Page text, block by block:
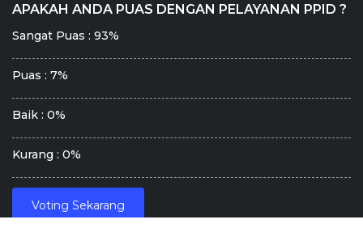
APAKAH ANDA PUAS DENGAN PELAYANAN PPID ?
Sangat Puas : 93%
Puas : 7%
Baik : 0%
Kurang : 0%
Voting Sekarang